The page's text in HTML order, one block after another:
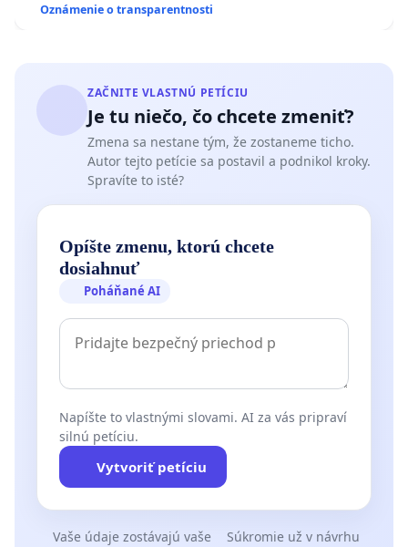
Oznámenie o transparentnosti
ZAČNITE VLASTNÚ PETÍCIU
Je tu niečo, čo chcete zmeniť?
Zmena sa nestane tým, že zostaneme ticho.
Autor tejto petície sa postavil a podnikol kroky.
Spravíte to isté?
Opíšte zmenu, ktorú chcete
dosiahnuť
Poháňané AI
Napíšte to vlastnými slovami. AI za vás pripraví
silnú petíciu.
Vytvoriť petíciu
Vaše údaje zostávajú vaše Súkromie už v návrhu